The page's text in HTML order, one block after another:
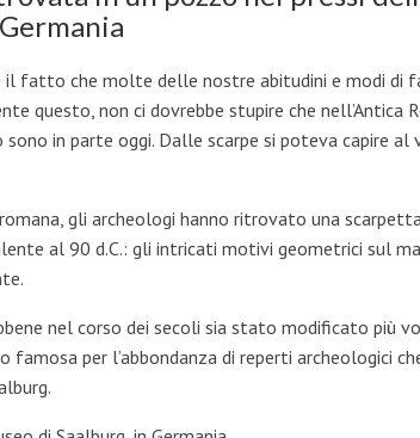
il fatto che molte delle nostre abitudini e modi di
questo, non ci dovrebbe stupire che nell’Antica
in parte oggi. Dalle scarpe si poteva capire al
gli archeologi hanno ritrovato una
al 90 d.C.: gli intricati motivi geometrici sul
nel corso dei secoli sia stato modificato più
famosa per l’abbondanza di reperti archeologici